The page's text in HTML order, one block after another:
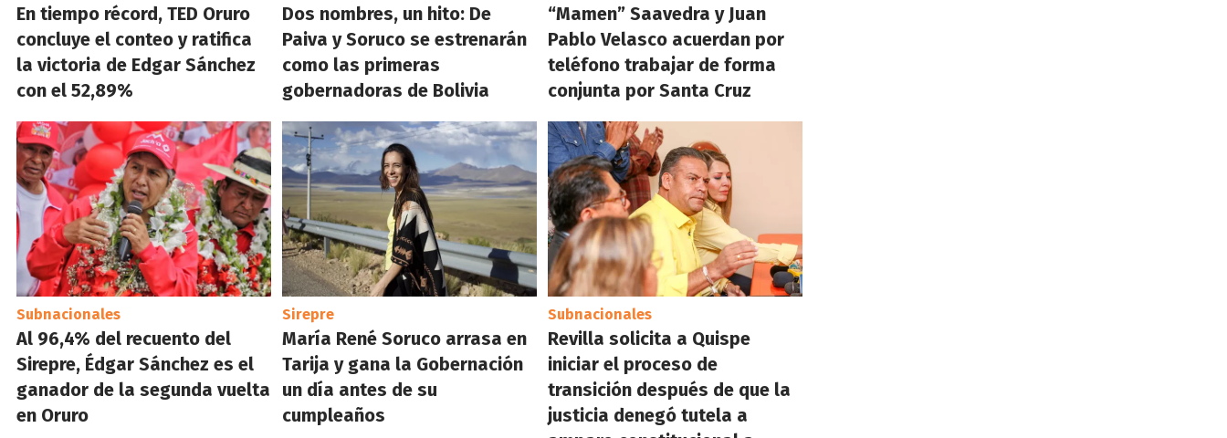
En tiempo récord, TED Oruro
concluye el conteo y ratifica
la victoria de Edgar Sánchez
con el 52,89%
Dos nombres, un hito: De
Paiva y Soruco se estrenarán
como las primeras
gobernadoras de Bolivia
“Mamen” Saavedra y Juan
Pablo Velasco acuerdan por
teléfono trabajar de forma
conjunta por Santa Cruz
Subnacionales
Al 96,4% del recuento del
Sirepre, Édgar Sánchez es el
ganador de la segunda vuelta
en Oruro
Sirepre
María René Soruco arrasa en
Tarija y gana la Gobernación
un día antes de su
cumpleaños
Subnacionales
Revilla solicita a Quispe
iniciar el proceso de
transición después de que la
justicia denegó tutela a